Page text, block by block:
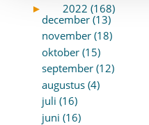
►
2022 (168)
december (13)
november (18)
oktober (15)
september (12)
augustus (4)
juli (16)
juni (16)